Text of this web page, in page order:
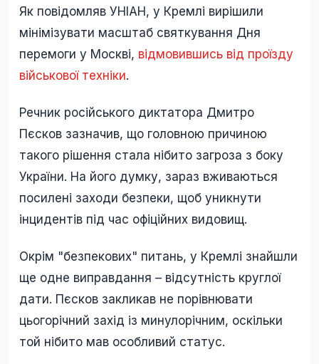
Як повідомляв УНІАН, у Кремлі вирішили
мінімізувати масштаб святкування Дня
перемоги у Москві, відмовившись від проїзду
військової техніки.
Речник російського диктатора Дмитро
Пєсков зазначив, що головною причиною
такого рішення стала нібито загроза з боку
України. На його думку, зараз вживаються
посилені заходи безпеки, щоб уникнути
інцидентів під час офіційних видовищ.
Окрім "безпекових" питань, у Кремлі знайшли
ще одне виправдання – відсутність круглої
дати. Пєсков закликав не порівнювати
цьогорічний захід із минулорічним, оскільки
той нібито мав особливий статус.